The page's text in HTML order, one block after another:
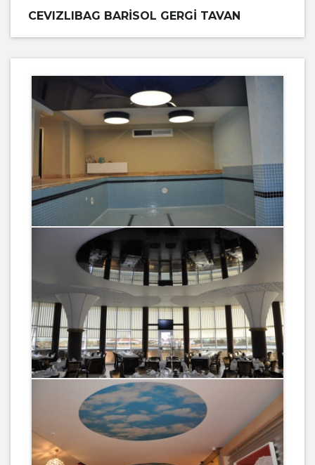
CEVIZLIBAG BARISOL GERGI TAVAN